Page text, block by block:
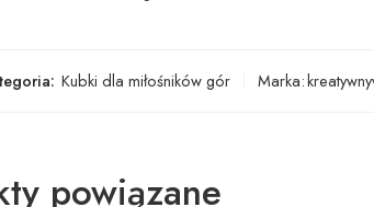
Kubki dla miłośników gór Marka:
powiązane